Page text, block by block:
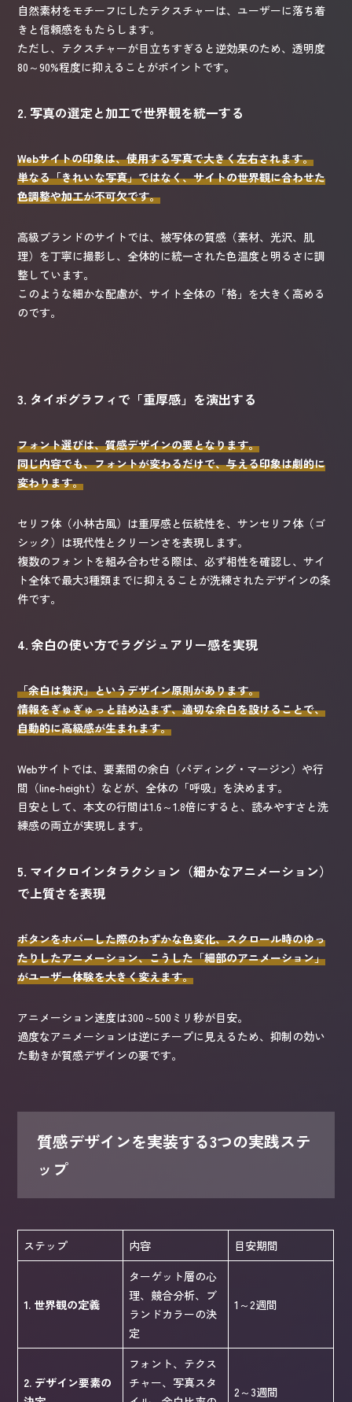
自然素材をモチーフにしたテクスチャーは、ユーザーに落ち着
きと信頼感をもたらします。
ただし、テクスチャーが目立ちすぎると逆効果のため、透明度
80～90%程度に抑えることがポイントです。
2. 写真の選定と加工で世界観を統一する
Webサイトの印象は、使用する写真で大きく左右されます。
単なる「きれいな写真」ではなく、サイトの世界観に合わせた
色調整や加工が不可欠です。
高級ブランドのサイトでは、被写体の質感（素材、光沢、肌
理）を丁寧に撮影し、全体的に統一された色温度と明るさに調
整しています。
このような細かな配慮が、サイト全体の「格」を大きく高める
のです。
3. タイポグラフィで「重厚感」を演出する
フォント選びは、質感デザインの要となります。
同じ内容でも、フォントが変わるだけで、与える印象は劇的に
変わります。
セリフ体（小林古風）は重厚感と伝統性を、サンセリフ体（ゴ
シック）は現代性とクリーンさを表現します。
複数のフォントを組み合わせる際は、必ず相性を確認し、サイ
ト全体で最大3種類までに抑えることが洗練されたデザインの条
件です。
4. 余白の使い方でラグジュアリー感を実現
「余白は贅沢」というデザイン原則があります。
情報をぎゅぎゅっと詰め込まず、適切な余白を設けることで、
自動的に高級感が生まれます。
Webサイトでは、要素間の余白（パディング・マージン）や行
間（line-height）などが、全体の「呼吸」を決めます。
目安として、本文の行間は1.6～1.8倍にすると、読みやすさと洗
練感の両立が実現します。
5. マイクロインタラクション（細かなアニメーション）
で上質さを表現
ボタンをホバーした際のわずかな色変化、スクロール時のゆっ
たりしたアニメーション、こうした「細部のアニメーション」
がユーザー体験を大きく変えます。
アニメーション速度は300～500ミリ秒が目安。
過度なアニメーションは逆にチープに見えるため、抑制の効い
た動きが質感デザインの要です。
質感デザインを実装する3つの実践ステ
ップ
ステップ 内容 目安期間
1. 世界観の定義
ターゲット層の心
理、競合分析、ブ
ランドカラーの決
定
1～2週間
2. デザイン要素の
フォント、テクス
チャー、写真スタ
2～3週間